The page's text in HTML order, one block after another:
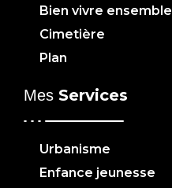
Bien vivre ensemble
Cimetière
Plan
Mes Services
Urbanisme
Enfance jeunesse